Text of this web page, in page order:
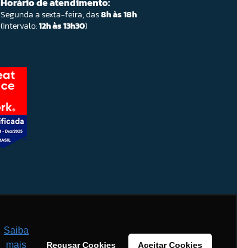
Saiba
mais
Recusar Cookies Aceitar Cookies
Segunda a sexta-feira, das8h às 18h
(Intervalo:12h às 13h30)